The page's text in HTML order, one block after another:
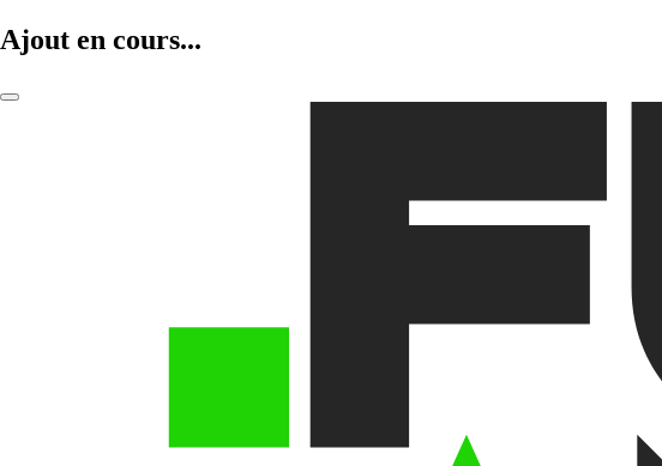
Ajout en cours...